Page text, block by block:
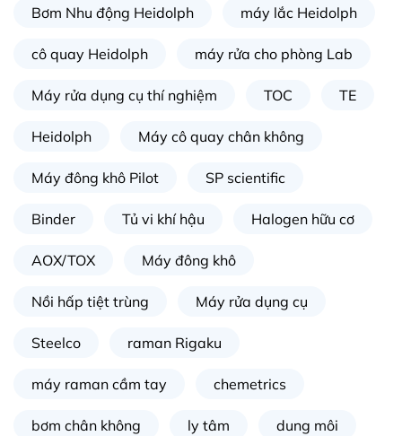
Bơm Nhu động Heidolph máy lắc Heidolph
cô quay Heidolph máy rửa cho phòng Lab
Máy rửa dụng cụ thí nghiệm TOC TE
Heidolph Máy cô quay chân không
Máy đông khô Pilot SP scientific
Binder Tủ vi khí hậu Halogen hữu cơ
AOX/TOX Máy đông khô
Nồi hấp tiệt trùng Máy rửa dụng cụ
Steelco raman Rigaku
máy raman cầm tay chemetrics
bơm chân không ly tâm dung môi